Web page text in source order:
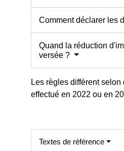
Comment déclarer les
Quand la réduction
versée ?
Les règles diffèrent
effectué en 2022 ou en
Textes de référence